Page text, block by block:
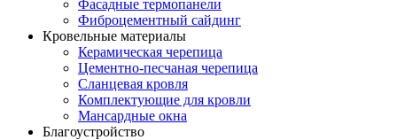
Фасадные термопанели
Фиброцементный сайдинг
Кровельные материалы
Керамическая черепица
Цементно-песчаная черепица
Сланцевая кровля
Комплектующие для кровли
Мансардные окна
Благоустройство